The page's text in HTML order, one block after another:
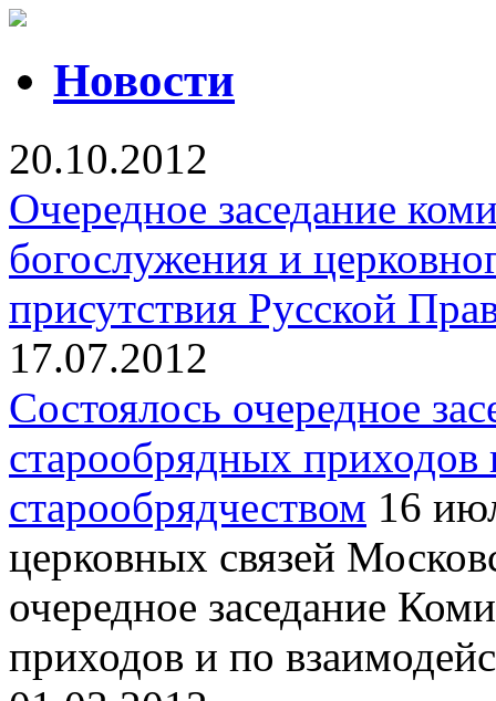
Новости
20.10.2012
Очередное заседание
богослужения и
присутствия Русской
17.07.2012
Cостоялось очередное
старообрядных
старообрядчеством 16
церковных связей
очередное заседание
приходов и по